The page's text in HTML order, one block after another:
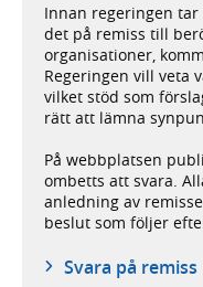
Innan regeringen
det på remiss till
organisationer,
Regeringen vill veta
vilket stöd som
rätt att lämna
På webbplatsen
ombetts att svara.
anledning av
beslut som följer
Svara på remiss